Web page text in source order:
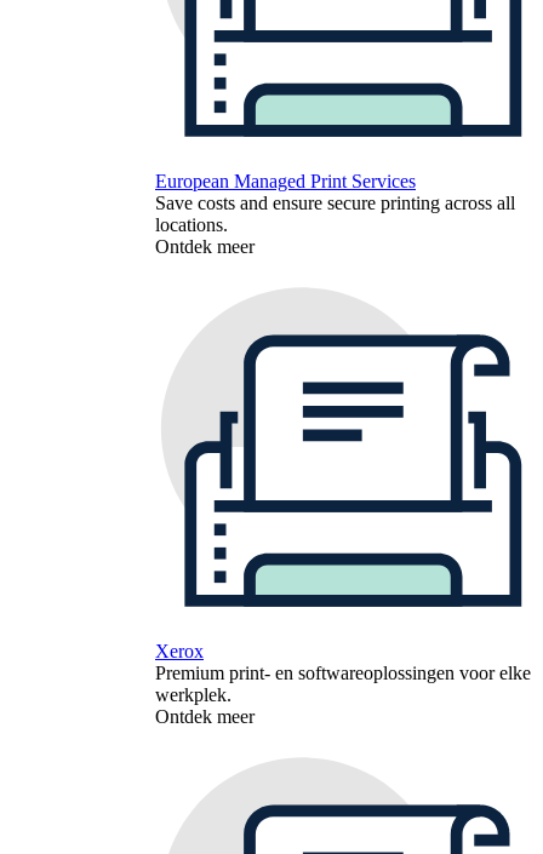
European Managed Print Services
Save costs and ensure secure printing across all
locations.
Ontdek meer
Xerox
Premium print- en softwareoplossingen voor elke
werkplek.
Ontdek meer